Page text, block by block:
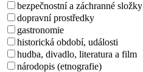
bezpečnostní a záchranné složky
dopravní prostředky
gastronomie
historická období, události
hudba, divadlo, literatura a film
národopis (etnografie)